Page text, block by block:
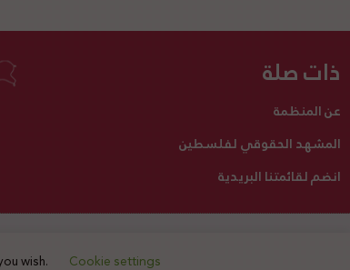
ذات صلة
عن المنظمة
المشهد الحقوقي لفلسطين
انضم لقائمتنا البريدية
اتصل بنا تبرع لنا wish. Cookie settings